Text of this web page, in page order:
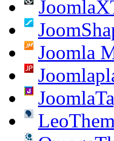
Joomla